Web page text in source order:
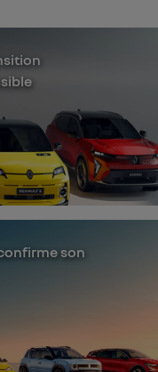
son